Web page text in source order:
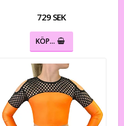
729 SEK
KÖP…